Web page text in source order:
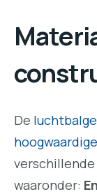
De
hoogwaardige
waaronder: